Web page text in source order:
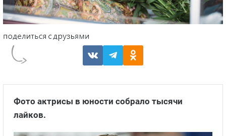
Фото актрисы в юности собрало тысячи
лайков.